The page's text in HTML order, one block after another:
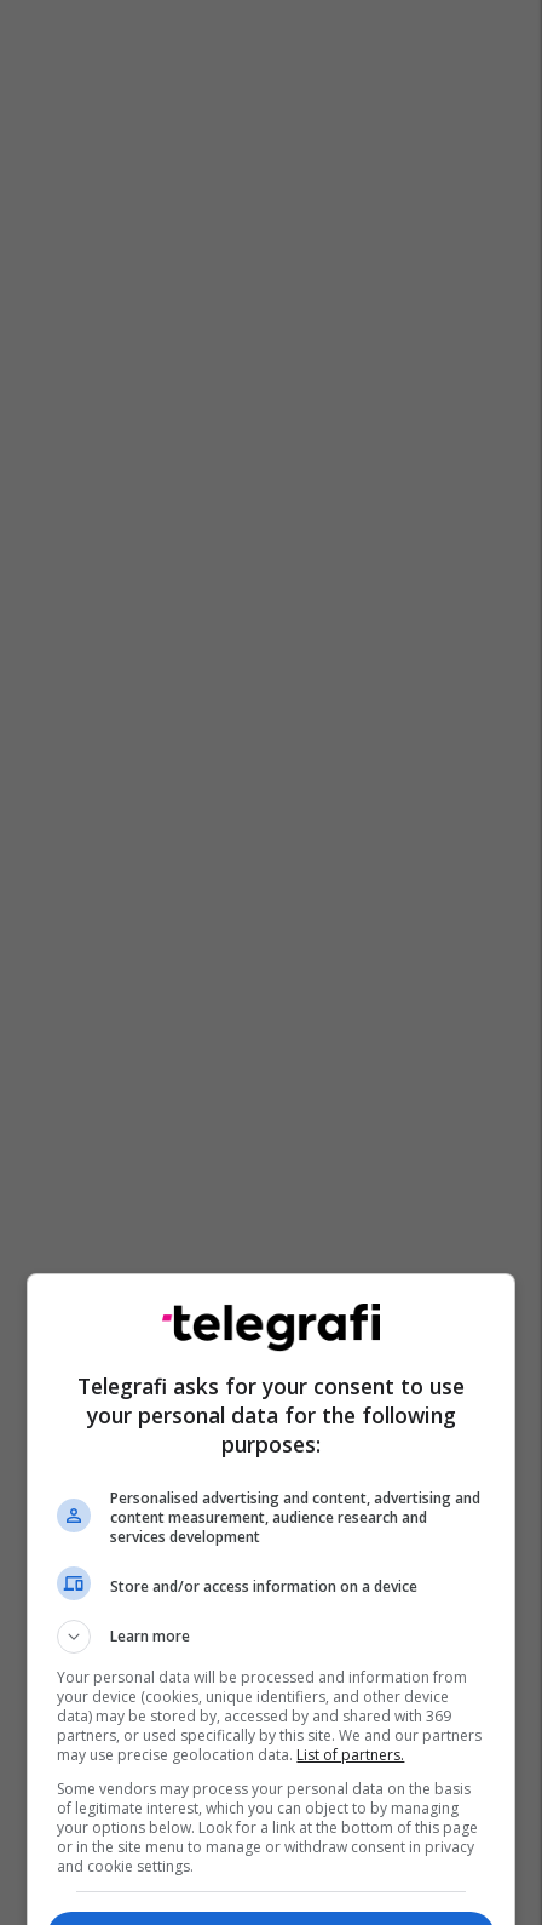
The New Saints
Copenhagen
Lincoln Red Imps
Telegrafi asks for your consent to use
your personal data for the following
purposes:
Personalised advertising and content, advertising and
content measurement, audience research and
services development
Store and/or access information on a device
Learn more
Your personal data will be processed and information from
your device (cookies, unique identifiers, and other device
data) may be stored by, accessed by and shared with 369
partners, or used specifically by this site. We and our partners
may use precise geolocation data. List of partners.
Some vendors may process your personal data on the basis
of legitimate interest, which you can object to by managing
your options below. Look for a link at the bottom of this page
or in the site menu to manage or withdraw consent in privacy
and cookie settings.